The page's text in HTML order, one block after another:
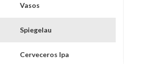
Vasos
Spiegelau
Cerveceros Ipa